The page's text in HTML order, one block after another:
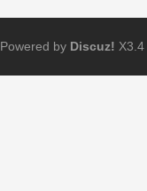
Powered by Discuz! X3.4